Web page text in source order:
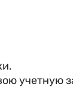
учетную